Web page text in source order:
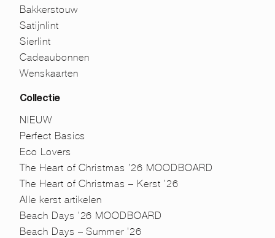
Bakkerstouw
Satijnlint
Sierlint
Cadeaubonnen
Wenskaarten
Collectie
NIEUW
Perfect Basics
Eco Lovers
The Heart of Christmas ’26 MOODBOARD
The Heart of Christmas – Kerst ’26
Alle kerst artikelen
Beach Days ’26 MOODBOARD
Beach Days – Summer ’26